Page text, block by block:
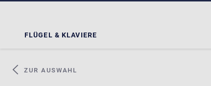
FLÜGEL & KLAVIERE
ZUR AUSWAHL